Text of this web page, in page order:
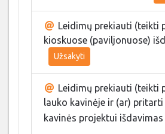
Leidimų prekiauti (teikti
kioskuose (paviljonuose)
Užsakyti
Leidimų prekiauti (teikti
lauko kavinėje ir (ar) pritarti
kavinės projektui išdavimas